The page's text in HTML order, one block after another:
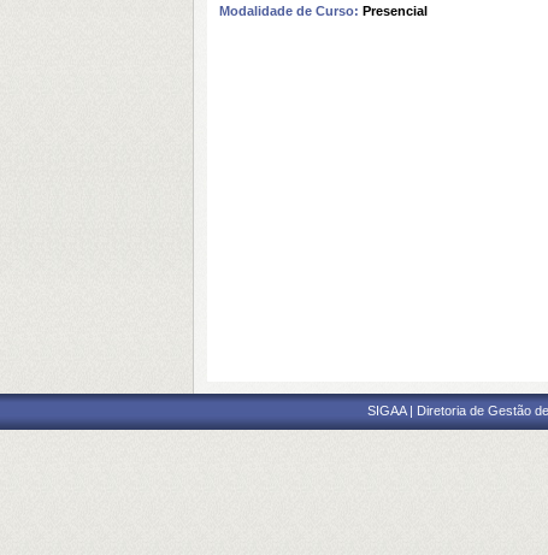
Modalidade de Curso: Presencial
SIGAA | Diretoria de Gestão